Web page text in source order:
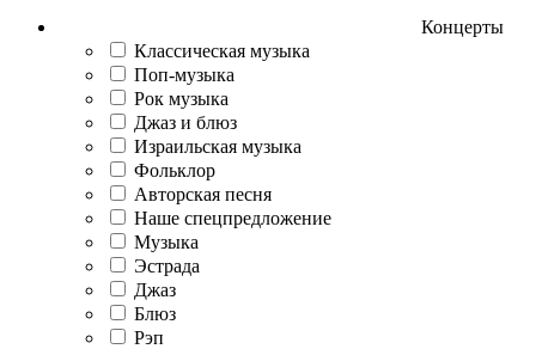
Концерты
Классическая музыка
Поп-музыка
Рок музыка
Джаз и блюз
Израильская музыка
Фольклор
Авторская песня
Наше спецпредложение
Музыка
Эстрада
Джаз
Блюз
Рэп